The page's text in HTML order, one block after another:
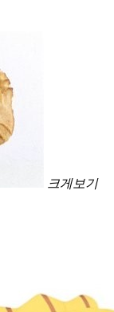
크게보기